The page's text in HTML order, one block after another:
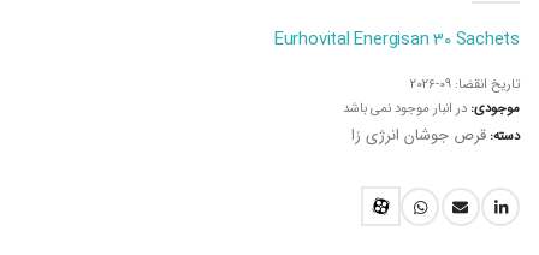
Eurhovital Energisan 30 Sachets
تاریخ انقضا: 2026-09
موجودی: در انبار موجود نمی باشد
دسته: قرص جوشان انرژی زا